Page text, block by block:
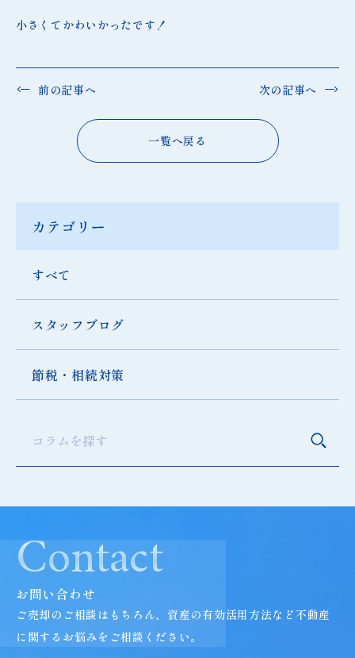
小さくてかわいかったです！
前の記事へ 次の記事へ
一覧へ戻る
カテゴリー
すべて
スタッフブログ
節税・相続対策
検索
Contact
お問い合わせ
ご売却のご相談はもちろん、資産の有効活用方法など不動産
に関するお悩みをご相談ください。